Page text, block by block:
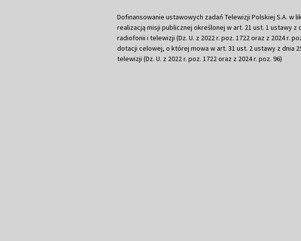
Dofinansowanie ustawowych zadań Telewizji Polskiej S.A. w
realizacją misji publicznej określonej w art. 21 ust. 1 ustawy z
radiofonii i telewizji (Dz. U. z 2022 r. poz. 1722 oraz z 2024 r.
dotacji celowej, o której mowa w art. 31 ust. 2 ustawy z dnia
telewizji (Dz. U. z 2022 r. poz. 1722 oraz z 2024 r. poz. 96)